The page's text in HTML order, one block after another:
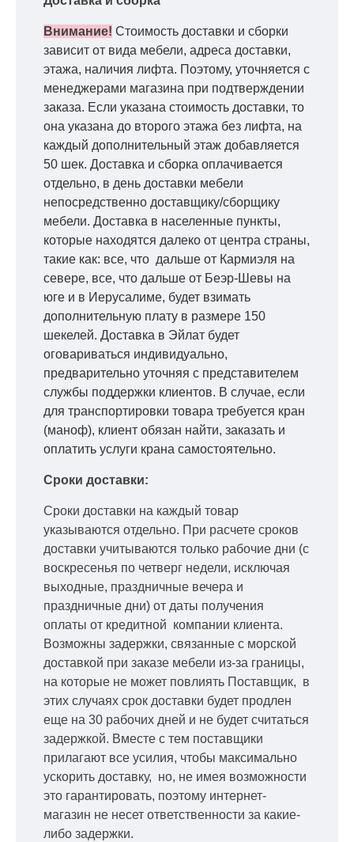
Внимание! Стоимость доставки и сборки
зависит от вида мебели, адреса доставки,
этажа, наличия лифта. Поэтому, уточняется с
менеджерами магазина при подтверждении
заказа. Если указана стоимость доставки, то
она указана до второго этажа без лифта, на
каждый дополнительный этаж добавляется
50 шек. Доставка и сборка оплачивается
отдельно, в день доставки мебели
непосредственно доставщику/сборщику
мебели. Доставка в населенные пункты,
которые находятся далеко от центра страны,
такие как: все, что дальше от Кармиэля на
севере, все, что дальше от Беэр-Шевы на
юге и в Иерусалиме, будет взимать
дополнительную плату в размере 150
шекелей. Доставка в Эйлат будет
оговариваться индивидуально,
предварительно уточняя с представителем
службы поддержки клиентов. В случае, если
для транспортировки товара требуется кран
(маноф), клиент обязан найти, заказать и
оплатить услуги крана самостоятельно.
Сроки доставки:
Сроки доставки на каждый товар
указываются отдельно. При расчете сроков
доставки учитываются только рабочие дни (с
воскресенья по четверг недели, исключая
выходные, праздничные вечера и
праздничные дни) от даты получения
оплаты от кредитной компании клиента.
Возможны задержки, связанные с морской
доставкой при заказе мебели из-за границы,
на которые не может повлиять Поставщик, в
этих случаях срок доставки будет продлен
еще на 30 рабочих дней и не будет считаться
задержкой. Вместе с тем поставщики
прилагают все усилия, чтобы максимально
ускорить доставку, но, не имея возможности
это гарантировать, поэтому интернет-
магазин не несет ответственности за какие-
либо задержки.